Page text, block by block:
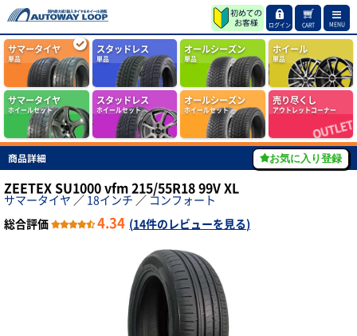
ログイン CART MENU
サマータイヤ
単品
スタッドレス
単品
オールシーズン
単品
ホイール
単品
サマータイヤ
ホイールセット
スタッドレス
ホイールセット
オールシーズン
ホイールセット
売り尽くし
アウトレットコーナー
商品詳細 お気に入り登録
ZEETEX SU1000 vfm 215/55R18 99V XL
サマータイヤ ／ 18インチ ／ コンフォート
総合評価
4.34 (14件のレビューを見る)